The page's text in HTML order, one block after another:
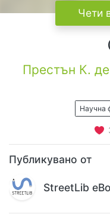
Чети
Престън К.
Научна
Публикувано от
StreetLib